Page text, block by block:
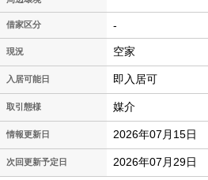
借家区分 -
現況 空家
入居可能日 即入居可
取引態様 媒介
情報更新日 2026年07月15日
次回更新予定日 2026年07月29日